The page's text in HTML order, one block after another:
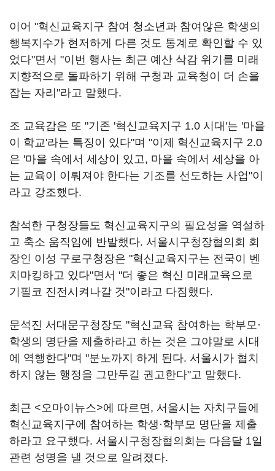
이어 "혁신교육지구 참여 청소년과 참여않은 학생의
행복지수가 현저하게 다른 것도 통계로 확인할 수 있
었다"면서 "이번 행사는 최근 예산 삭감 위기를 미래
지향적으로 돌파하기 위해 구청과 교육청이 더 손을
잡는 자리"라고 말했다.
조 교육감은 또 "기존 '혁신교육지구 1.0 시대'는 '마을
이 학교'라는 특징이 있다"며 "이제 혁신교육지구 2.0
은 '마을 속에서 세상이 있고, 마을 속에서 세상을 아
는 교육이 이뤄져야 한다는 기조를 선도하는 사업"이
라고 강조했다.
참석한 구청장들도 혁신교육지구의 필요성을 역설하
고 축소 움직임에 반발했다. 서울시구청장협의회 회
장인 이성 구로구청장은 "혁신교육지구는 전국이 벤
치마킹하고 있다"면서 "더 좋은 혁신 미래교육으로
기필코 진전시켜나갈 것"이라고 다짐했다.
문석진 서대문구청장도 "혁신교육 참여하는 학부모·
학생의 명단을 제출하라고 하는 것은 그야말로 시대
에 역행한다"며 "분노까지 하게 된다. 서울시가 협치
하지 않는 행정을 그만두길 권고한다"고 말했다.
최근 <오마이뉴스>에 따르면, 서울시는 자치구들에
혁신교육지구에 참여하는 학생·학부모 명단을 제출
하라고 요구했다. 서울시구청장협의회는 다음달 1일
관련 성명을 낼 것으로 알려졌다.